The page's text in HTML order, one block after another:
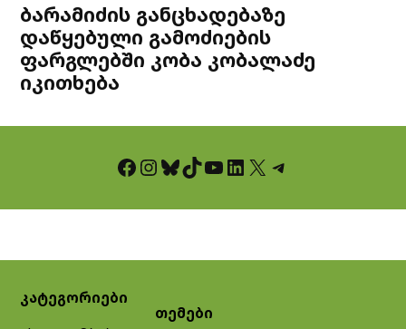
ბარამიძის განცხადებაზე
დაწყებული გამოძიების
ფარგლებში კობა კობალაძე
იკითხება
Facebook InstagramBluesky TikTok YouTube LinkedIn X Telegram
კატეგორიები
თემები